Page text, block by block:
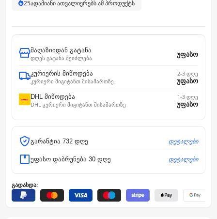
25ადამიანი ათვალიერებს ამ პროდუქტს
მაღაზიიდან გატანა
დღეს გატანა შეიძლება
უფასო
კურიერის მიწოდება
კურიერი მიგიტანთ მისამართზე
2-3 დღე
უფასო
DHL მიწოდება
DHL კურიერი მიგიტანთ მისამართზე
1-3 დღე
უფასო
გარანტია 732 დღე დეტალები
უფასო დაბრუნება 30 დღე დეტალები
გადახდა: